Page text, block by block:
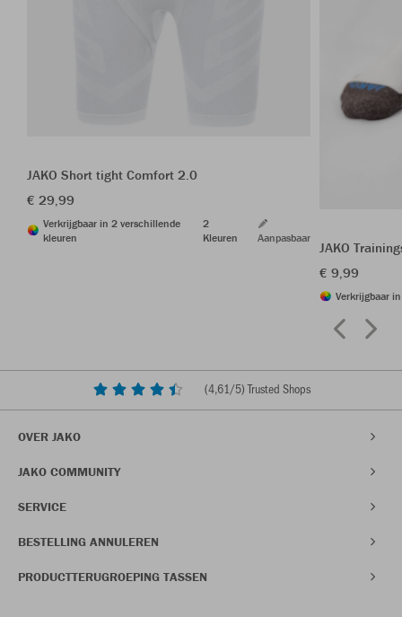
JAKO Short tight Comfort 2.0
€ 29,99
Verkrijgbaar in 2 verschillende
kleuren
2
Kleuren
Aanpasbaar
JAKO
€ 9,99
Verkrijgbaar
(4,61/5) Trusted Shops
OVER JAKO
JAKO COMMUNITY
SERVICE
BESTELLING ANNULEREN
PRODUCTTERUGROEPING TASSEN